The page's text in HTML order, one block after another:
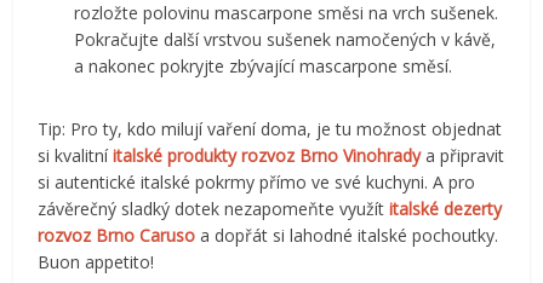
rozložte polovinu mascarpone směsi na vrch sušenek.
Pokračujte další vrstvou sušenek namočených v kávě,
a nakonec pokryjte zbývající mascarpone směsí.
Tip: Pro ty, kdo milují vaření doma, je tu možnost objednat
si kvalitníitalské produkty rozvoz Brno Vinohradya připravit
si autentické italské pokrmy přímo ve své kuchyni. A pro
závěrečný sladký dotek nezapomeňte využít italské dezerty
rozvoz Brno Caruso a dopřát si lahodné italské pochoutky.
Buon appetito!